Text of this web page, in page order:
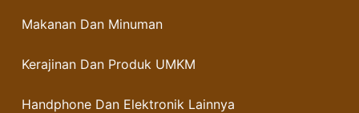
Makanan Dan Minuman
Kerajinan Dan Produk UMKM
Handphone Dan Elektronik Lainnya